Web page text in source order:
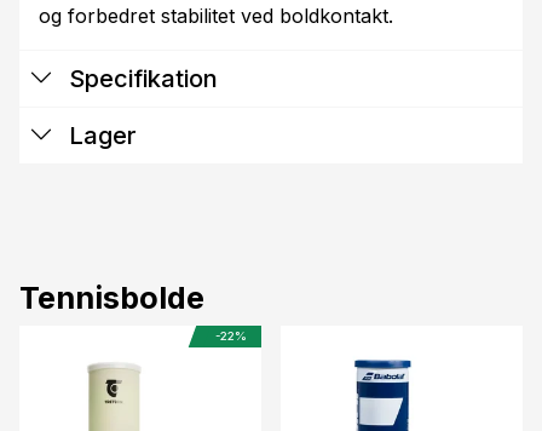
og forbedret stabilitet ved boldkontakt.
Specifikation
Lager
Tennisbolde
-22%